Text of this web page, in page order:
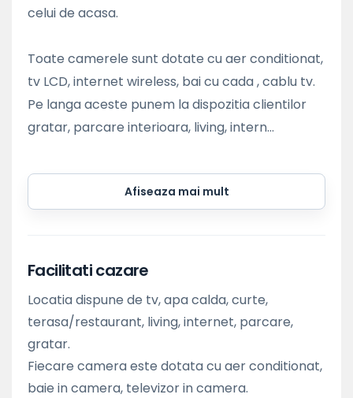
celui de acasa.
Toate camerele sunt dotate cu aer conditionat,
tv LCD, internet wireless, bai cu cada , cablu tv.
Pe langa aceste punem la dispozitia clientilor
gratar, parcare interioara, living, intern...
Afiseaza mai mult
Facilitati cazare
Locatia dispune de tv, apa calda, curte,
terasa/restaurant, living, internet, parcare,
gratar.
Fiecare camera este dotata cu aer conditionat,
baie in camera, televizor in camera.